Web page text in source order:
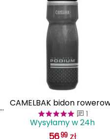
CAMELBAK bidon
butelka sportowa na
620ml Podium Chill
1
Wysyłamy w 24h
5699 zł